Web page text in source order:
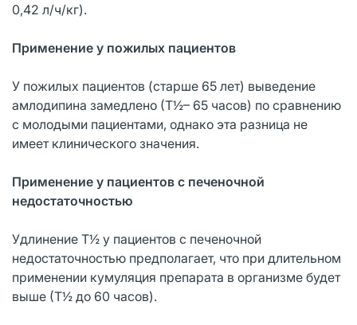
0,42 л/ч/кг).
Применение у пожилых пациентов
У пожилых пациентов (старше 65 лет) выведение
амлодипина замедлено (Т½– 65 часов) по сравнению
с молодыми пациентами, однако эта разница не
имеет клинического значения.
Применение у пациентов с печеночной
недостаточностью
Удлинение Т½ у пациентов с печеночной
недостаточностью предполагает, что при длительном
применении кумуляция препарата в организме будет
выше (Т½ до 60 часов).